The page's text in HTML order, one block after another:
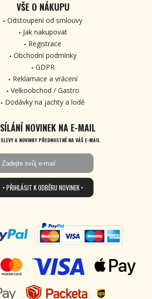
VŠE O NÁKUPU
Odstoupení od smlouvy
Jak nakupovat
Registrace
Obchodní podmínky
GDPR
Reklamace a vrácení
Velkoobchod / Gastro
Dodávky na jachty a lodě
NOVINEK NA E-MAIL
A NOVINKY PŘEDNOSTNĚ NA VÁŠ E-MAIL
• PŘIHLÁSIT K ODBĚRU NOVINEK •